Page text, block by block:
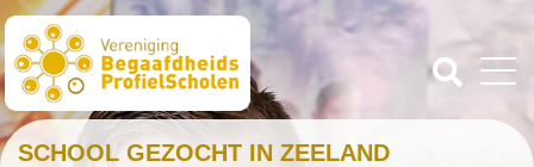
SCHOOL GEZOCHT IN ZEELAND